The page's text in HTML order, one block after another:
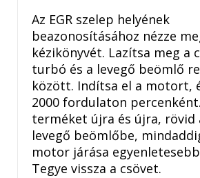
Az EGR szelep helyének
beazonosításához nézze
kézikönyvét. Lazítsa meg a
turbó és a levegő beömlő
között. Indítsa el a motort,
2000 fordulaton
terméket újra és újra, rövid
levegő beömlőbe,
motor járása
Tegye vissza a csövet.